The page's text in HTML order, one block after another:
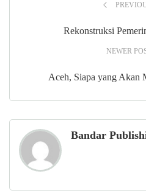
Rekonstruksi
NEWER
Aceh, Siapa yang Akan
Bandar